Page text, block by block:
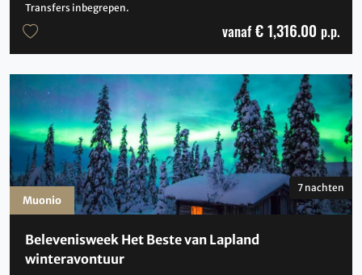
Transfers inbegrepen.
vanaf € 1,316.00 p.p.
Belevenisweek Het Beste van Lapland
winteravontuur
7 nachten
Muonio